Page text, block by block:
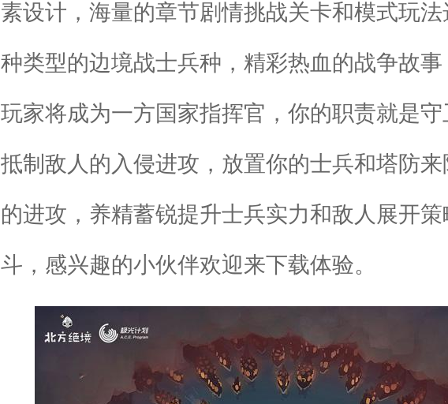
素设计，海量的章节剧情挑战关卡和模式玩
种类型的边境战士兵种，精彩热血的战争故
玩家将成为一方国家指挥官，你的职责就是
抵制敌人的入侵进攻，放置你的士兵和塔防
的进攻，养精蓄锐提升士兵实力和敌人展开
斗，感兴趣的小伙伴欢迎来下载体验。